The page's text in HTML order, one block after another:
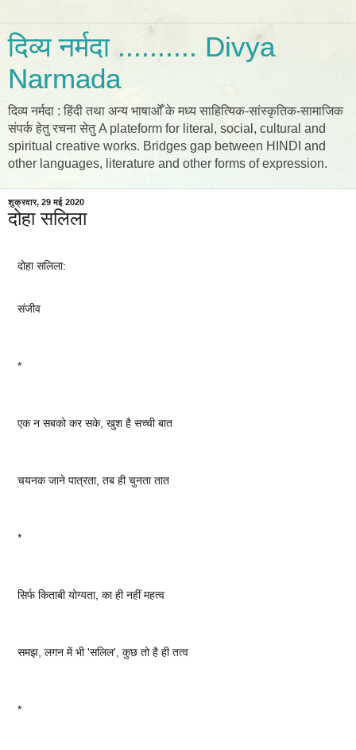
दिव्य नर्मदा .......... Divya
Narmada
दिव्य नर्मदा : हिंदी तथा अन्य भाषाओँ के मध्य साहित्यिक-सांस्कृतिक-सामाजिक
संपर्क हेतु रचना सेतु A plateform for literal, social, cultural and
spiritual creative works. Bridges gap between HINDI and
other languages, literature and other forms of expression.
शुक्रवार, 29 मई 2020
दोहा सलिला
दोहा सलिला:
संजीव
*
एक न सबको कर सके, खुश है सच्ची बात
चयनक जाने पात्रता, तब ही चुनता तात
*
सिर्फ किताबी योग्यता, का ही नहीं महत्व
समझ, लगन में भी 'सलिल', कुछ तो है ही तत्व
*